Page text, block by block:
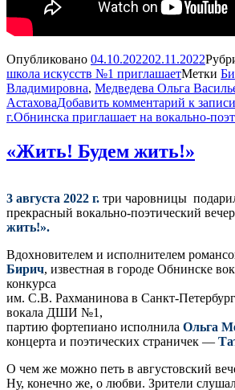
Опубликовано 04.10.202202.11.2022
школа искусств №1 приглашаетМетки
Владимировна, Медведева Ольга
АстаховаДобавить комментарий к
г.Обнинска приглашает на вокально-
«Жить! Будем жить!»
3 августа 2022 г. три чаровницы
прекрасный вокально-поэтический вечер
жить!».
Вдохновителем и исполнителем
Бирич, известная в городе Обнинске
конкурса
им. С.В. Рахманинова в Санкт-
вокала ДШИ №1,
партию фортепиано исполнила Ольга
концерта и поэтических страничек —
О чем же можно петь в августовский
Ну, конечно же, о любви. Зрители